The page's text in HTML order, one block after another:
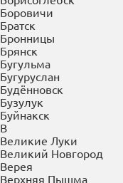
Боровичи
Братск
Бронницы
Брянск
Бугульма
Бугуруслан
Будённовск
Бузулук
Буйнакск
В
Великие Луки
Великий Новгород
Верея
Верхняя Пышма